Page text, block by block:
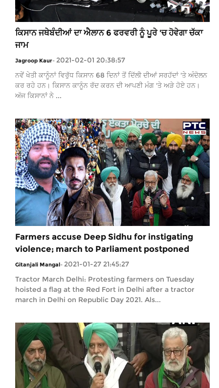
ਕਿਸਾਨ ਜਥੇਬੰਦੀਆਂ ਦਾ ਐਲਾਨ 6 ਫਰਵਰੀ ਨੂੰ ਪੂਰੇ 'ਚ ਹੋਵੇਗਾ ਚੱਕਾ
ਜਾਮ
Jagroop Kaur- 2021-02-01 20:38:57
ਨਵੇਂ ਖੇਤੀ ਕਾਨੂੰਨਾਂ ਵਿਰੁੱਧ ਕਿਸਾਨ 68 ਦਿਨਾਂ ਤੋਂ ਦਿੱਲੀ ਦੀਆਂ ਸਰਹੱਦਾਂ 'ਤੇ ਅੰਦੋਲਨ
ਕਰ ਰਹੇ ਹਨ। ਕਿਸਾਨ ਕਾਨੂੰਨ ਰੱਦ ਕਰਨ ਦੀ ਆਪਣੀ ਮੰਗ 'ਤੇ ਅੜੇ ਹੋਏ ਹਨ।
ਅੱਜ ਕਿਸਾਨਾਂ ਨੇ ...
Farmers accuse Deep Sidhu for instigating
violence; march to Parliament postponed
Gitanjali Mangal- 2021-01-27 21:45:27
Tractor March Delhi: Protesting farmers on Tuesday
hoisted a flag at the Red Fort in Delhi after a tractor
march in Delhi on Republic Day 2021. Als...